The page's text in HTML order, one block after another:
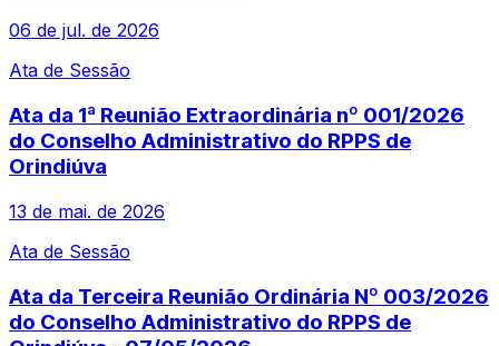
06 de jul. de 2026
Ata de Sessão
Ata da 1ª Reunião Extraordinária nº 001/2026
do Conselho Administrativo do RPPS de
Orindiúva
13 de mai. de 2026
Ata de Sessão
Ata da Terceira Reunião Ordinária Nº 003/2026
do Conselho Administrativo do RPPS de